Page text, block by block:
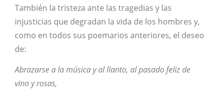
También la tristeza ante las tragedias y las
injusticias que degradan la vida de los hombres y,
como en todos sus poemarios anteriores, el deseo
de:
Abrazarse a la música y al llanto, al pasado feliz de
vino y rosas,